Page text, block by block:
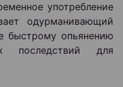
употребление
одурманивающий
быстрому опьянению
последствий для